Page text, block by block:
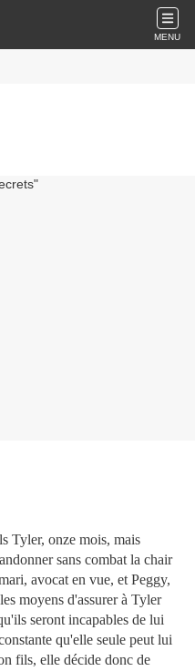
MENU
Tyler, onze mois, mais
sans combat la chair
avocat en vue, et Peggy,
moyens d'assurer à Tyler
seront incapables de lui
qu'elle seule peut lui
fils, elle décide donc de